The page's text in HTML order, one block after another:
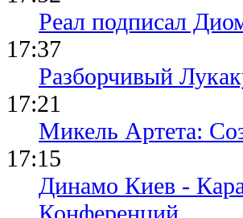
Реал подписал
17:37
Разборчивый
17:21
Микель Артета:
17:15
Динамо Киев -